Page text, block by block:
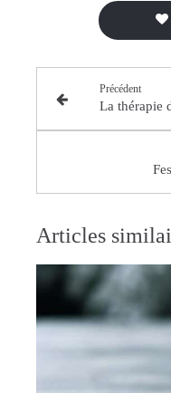
Précédent
La thérapie
Articles